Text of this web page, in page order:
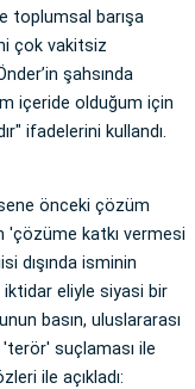
toplumsal barışa
çok vakitsiz
şahsında
içeride olduğum için
ifadelerini kullandı.
önceki çözüm
'çözüme katkı vermesi
dışında isminin
eliyle siyasi bir
basın, uluslararası
suçlaması ile
ile açıkladı: